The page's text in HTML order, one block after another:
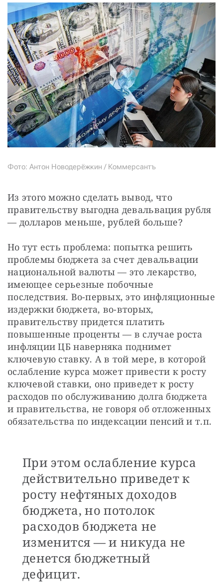
Фото: Антон Новодерёжкин / Коммерсантъ
Из этого можно сделать вывод, что
правительству выгодна девальвация рубля
— долларов меньше, рублей больше?
Но тут есть проблема: попытка решить
проблемы бюджета за счет девальвации
национальной валюты — это лекарство,
имеющее серьезные побочные
последствия. Во-первых, это инфляционные
издержки бюджета, во-вторых,
правительству придется платить
повышенные проценты — в случае роста
инфляции ЦБ наверняка поднимет
ключевую ставку. А в той мере, в которой
ослабление курса может привести к росту
ключевой ставки, оно приведет к росту
расходов по обслуживанию долга бюджета
и правительства, не говоря об отложенных
обязательства по индексации пенсий и т.п.
При этом ослабление курса
действительно приведет к
росту нефтяных доходов
бюджета, но потолок
расходов бюджета не
изменится — и никуда не
денется бюджетный
дефицит.